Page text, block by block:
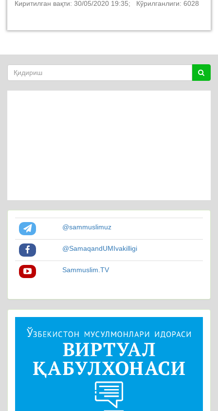
Киритилган вақти: 30/05/2020 19:35; Кўрилганлиги: 6028
@sammuslimuz
@SamaqandUMIvakilligi
Sammuslim.TV